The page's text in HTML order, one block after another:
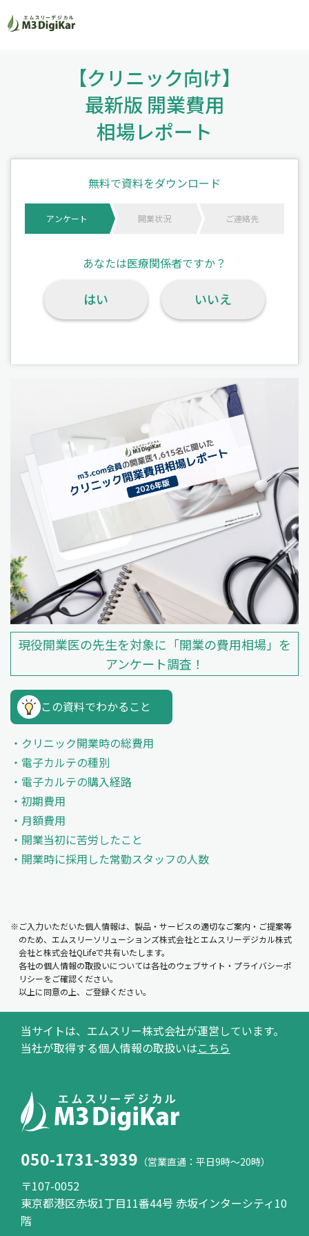
現役開業医の先生を対象に「開業の費用相場」を
アンケート調査！
この資料でわかること
クリニック開業時の総費用
電子カルテの種別
電子カルテの購入経路
初期費用
月額費用
開業当初に苦労したこと
開業時に採用した常勤スタッフの人数
【クリニック向け】
最新版 開業費用
相場レポート
無料で資料をダウンロード
アンケート 開業状況 ご連絡先
あなたは医療関係者ですか？
はい いいえ
※ご入力いただいた個人情報は、製品・サービスの適切なご案内・ご提案等
のため、エムスリーソリューションズ株式会社とエムスリーデジカル株式
会社と株式会社QLifeで共有いたします。
各社の個人情報の取扱いについては各社のウェブサイト・プライバシーポ
リシーをご確認ください。
以上に同意の上、ご登録ください。
当サイトは、エムスリー株式会社が運営しています。
当社が取得する個人情報の取扱いはこちら
050-1731-3939 （営業直通：平日9時～20時）
〒107-0052
東京都港区赤坂1丁目11番44号 赤坂インターシティ10
階